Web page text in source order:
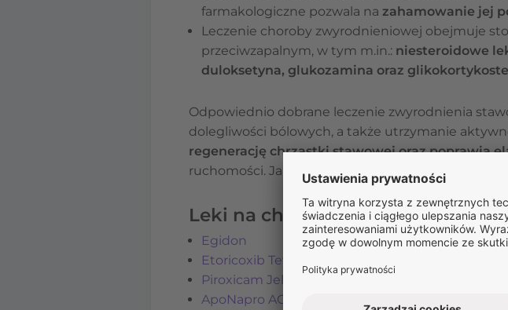
farmakologiczne pozwala na zahamowanie jej
Leczenie choroby zwyrodnieniowej obejmuje
przeciwzapalnym, w tym m.in.: niesteroidowe
duloksetyna, glukozamina oraz
Odpowiednio dobrane leczenie zwyrodnienia
dolegliwości bólowych, a także utrzymanie
regenerację chrząstki stawowej oraz poprawia
ruchomości. Jakie są leki na receptę i bez recepty
Leki na chorobę zwyrodnieniową
Egidon
Etoricoxib Teva
Piroxicam Jelfa
ApoNapro ACTIVE